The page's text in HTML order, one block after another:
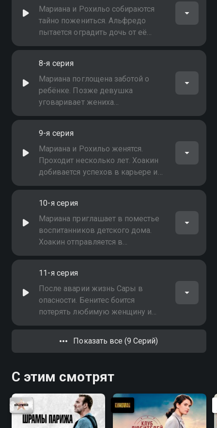
Мариана и Рохильо собираются
тайно пожениться. Альфредо
пытается оградить дочь от её
будущего мужа и найденного
больше событий из своего
прошлого, но остаются вопросы,
которые не дают ему покоя
8-я серия
Мариана поглощена заботой о
ребёнке. Позже девушка
уговаривает жениха
познакомиться с двойняшками в
пытается выяснить, что
произошло с его сыном. Сам
юноша хочет вернуться домой из-
за проблем с документами
9-я серия
Мариана и Рохильо женятся.
Проходит несколько лет. Хоакин
добивается успехов в карьере и
вместе с женой воспитывает
бандитизмом под руководством
приёмных родителей. Сама
Мариана посвящает себя
воспитанию Сары
10-я серия
Мариана приглашает в поместье
воспитанников детского дома.
Хоакин отправляется в
командировку в Колумбию на
старается наладить как деловые,
так и родственные отношения с
Альфредо
11-я серия
После аварии жизнь Сары в
опасности. Бенитес боится
потерять любимую женщину и
деньги Альфредо. Хоакин
воссоединяется с родителями, а
его смертельно больная мать
Показать все (9 Серий)
С этим смотрят